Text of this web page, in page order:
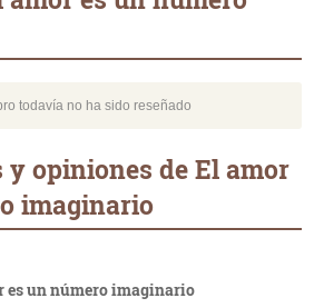
todavía no ha sido reseñado
y opiniones de El amor
imaginario
es un número imaginario